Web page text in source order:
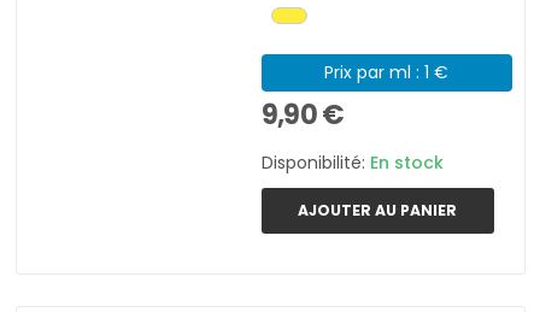
Prix par ml : 1 €
9,90 €
Disponibilité: En stock
AJOUTER AU PANIER